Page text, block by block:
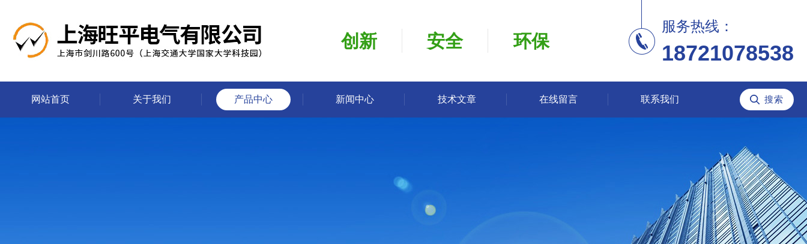
创新 安全 环保
服务热线：
18721078538
网站首页 关于我们 产品中心 新闻中心 技术文章 在线留言 联系我们